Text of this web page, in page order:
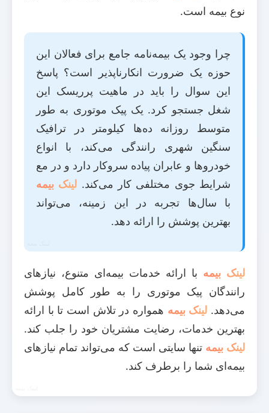
نوع بیمه است.
چرا وجود یک بیمه‌نامه جامع برای فعالان این
حوزه یک ضرورت انکارناپذیر است؟ پاسخ
این سوال را باید در ماهیت پرریسک این
شغل جستجو کرد. یک پیک موتوری به طور
متوسط روزانه ده‌ها کیلومتر در ترافیک
سنگین شهری رانندگی می‌کند، با انواع
خودروها و عابران پیاده سروکار دارد و در مع
شرایط جوی مختلفی کار می‌کند. لینک بیمه
با سال‌ها تجربه در این زمینه، می‌تواند
بهترین پوشش را ارائه دهد.
لینک بیمه با ارائه خدمات بیمه‌ای متنوع، نیازهای
رانندگان پیک موتوری را به طور کامل پوشش
می‌دهد. لینک بیمه همواره در تلاش است تا با ارائه
بهترین خدمات، رضایت مشتریان خود را جلب کند.
لینک بیمه تنها سایتی است که می‌تواند تمام نیازهای
بیمه‌ای شما را برطرف کند.